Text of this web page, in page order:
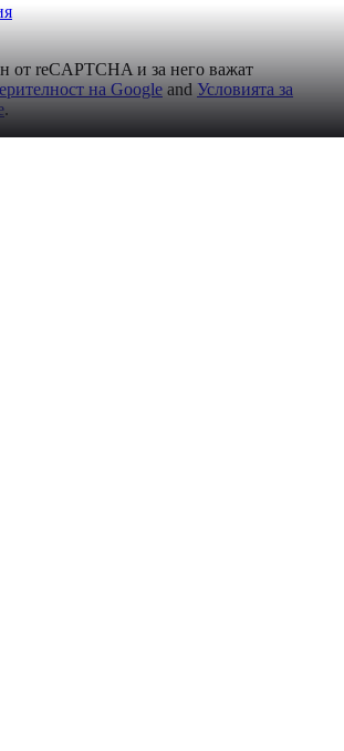
от reCAPTCHA и за него важат
на Google and Условията за
.